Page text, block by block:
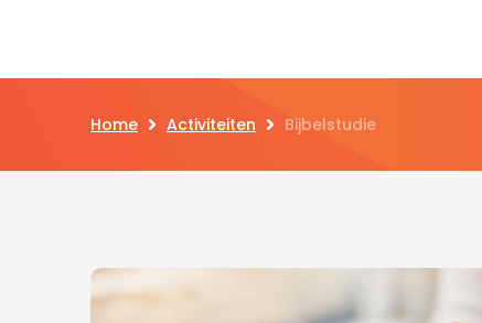
Home Activiteiten Bijbelstudie